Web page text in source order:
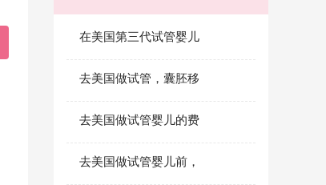
在美国第三代试管婴儿
去美国做试管，囊胚移
去美国做试管婴儿的费
去美国做试管婴儿前，